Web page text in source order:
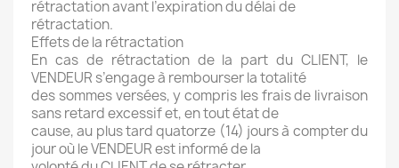
rétractation avant l’expiration du délai de
rétractation.
Effets de la rétractation
En cas de rétractation de la part du CLIENT, le
VENDEUR s’engage à rembourser la totalité
des sommes versées, y compris les frais de livraison
sans retard excessif et, en tout état de
cause, au plus tard quatorze (14) jours à compter du
jour où le VENDEUR est informé de la